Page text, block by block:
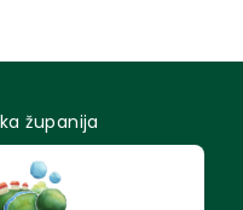
županija